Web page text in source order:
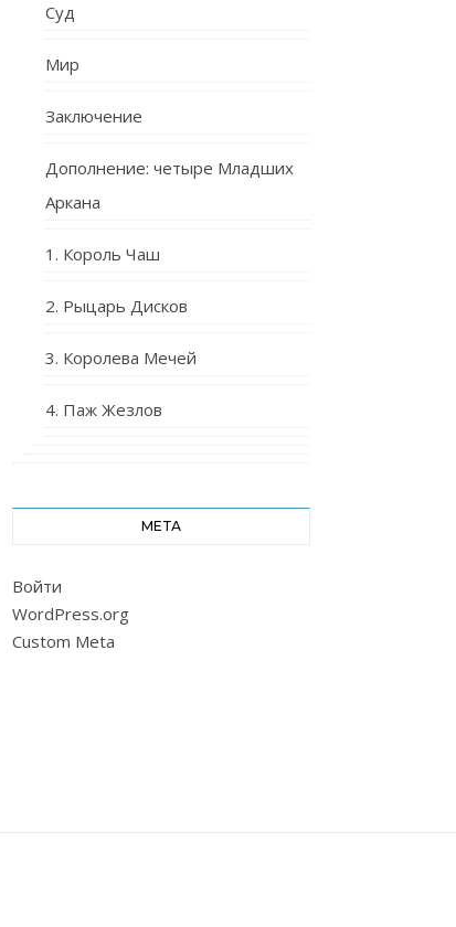
Суд
Мир
Заключение
Дополнение: четыре Младших
Аркана
1. Король Чаш
2. Рыцарь Дисков
3. Королева Мечей
4. Паж Жезлов
МЕТА
Войти
WordPress.org
Custom Meta